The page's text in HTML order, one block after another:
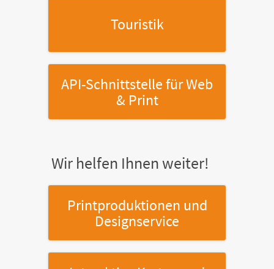
Touristik
API-Schnittstellefür Web
& Print
Wir helfen Ihnen weiter!
Printproduktionen und
Designservice